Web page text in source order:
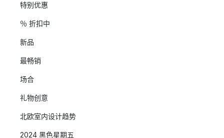
特别优惠
％ 折扣中
新品
最畅销
场合
礼物创意
北欧室内设计趋势
2024 黑色星期五